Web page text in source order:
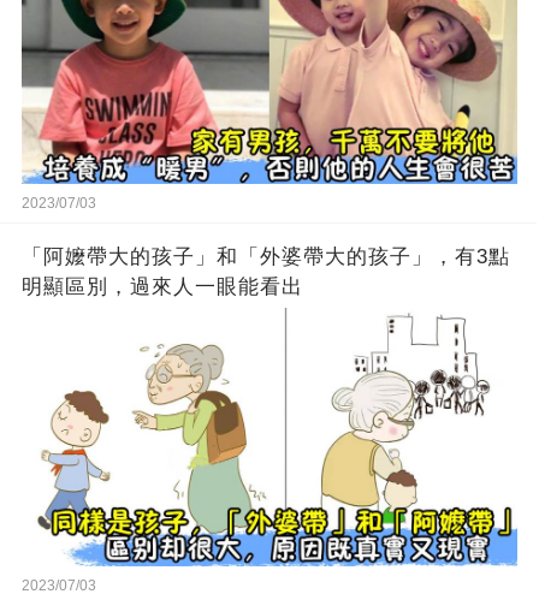
2023/07/03
「阿嬤帶大的孩子」和「外婆帶大的孩子」，有3點
明顯區別，過來人一眼能看出
2023/07/03